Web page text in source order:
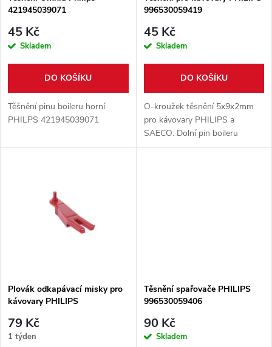
p
r
o
d
u
p
r
d
u
421945039071
45 Kč
Skladem
DO KOŠÍKU
Těšnění pinu boileru horní
PHILPS 421945039071
996530059419
45 Kč
Skladem
DO KOŠÍKU
O-kroužek těsnění 5x9x2mm
pro kávovary PHILIPS a
SAECO. Dolní pin boileru
Plovák odkapávací misky pro
kávovary PHILIPS
79 Kč
1 týden
Těsnění spařovače PHILIPS
996530059406
90 Kč
Skladem